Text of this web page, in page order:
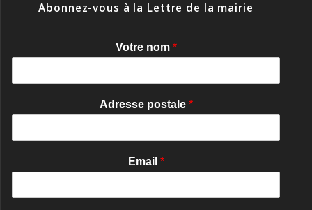
Abonnez-vous à la Lettre de la mairie
Votre nom *
Adresse postale *
Email *